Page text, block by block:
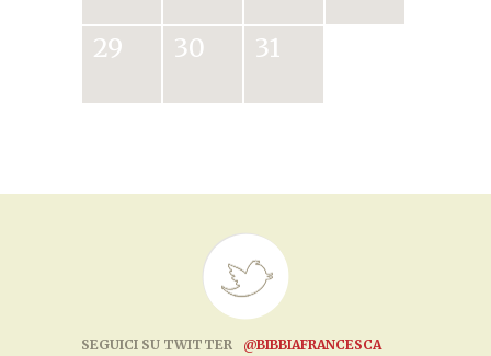
29 30 31
SEGUICI SU TWITTER
@BIBBIAFRANCESCA